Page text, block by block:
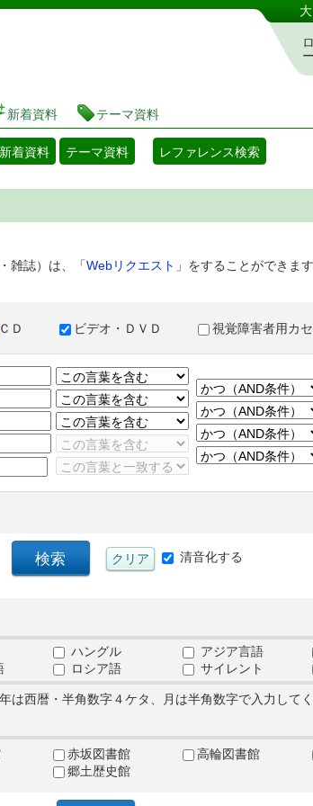
館 蔵書検索・予約システム 大
新着資料 テーマ資料
新着資料 テーマ資料 レファレンス検索
雑誌）は、「Webリクエスト 」をすることができます
ＣＤ ビデオ・ＤＶＤ 視覚障害者用カ
清音化する
ハングル アジア言語
ロシア語 サイレント
西暦・半角数字４ケタ、月は半角数字で入力してく
赤坂図書館 高輪図書館
郷土歴史館